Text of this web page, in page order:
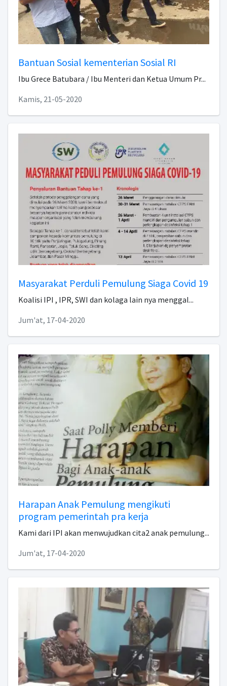
Bantuan Sosial kementerian Sosial RI
Ibu Grece Batubara / Ibu Menteri dan Ketua Umum Pr...
Kamis, 21-05-2020
Masyarakat Perduli Pemulung Siaga Covid 19
Koalisi IPI , IPR, SWI dan kolaga lain nya menggal...
Jum'at, 17-04-2020
Harapan Anak Pemulung mengikuti
program pemerintah pra kerja
Kami dari IPI akan menwujudkan cita2 anak pemulung...
Jum'at, 17-04-2020